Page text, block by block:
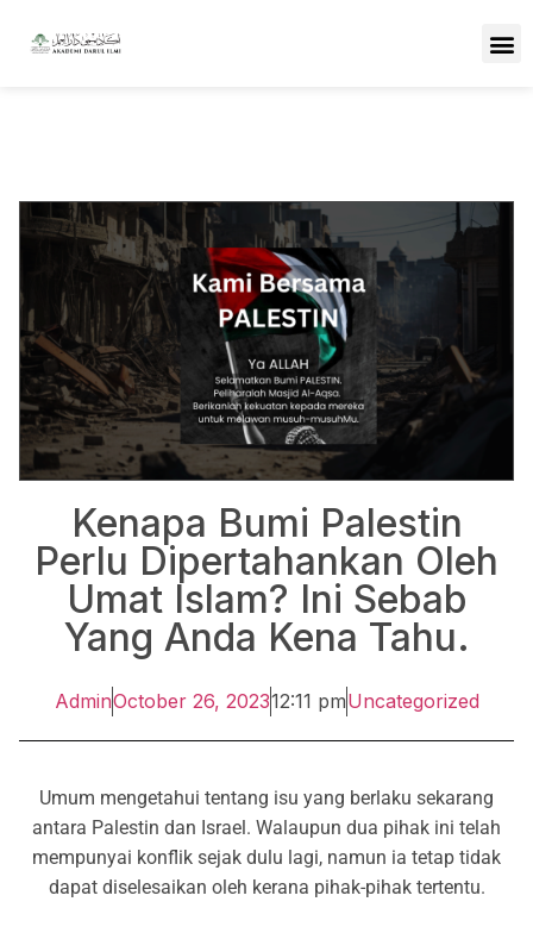
Kenapa Bumi Palestin
Perlu Dipertahankan Oleh
Umat Islam? Ini Sebab
Yang Anda Kena Tahu.
AdminOctober 26, 202312:11 pmUncategorized
Umum mengetahui tentang isu yang berlaku sekarang
antara Palestin dan Israel. Walaupun dua pihak ini telah
mempunyai konflik sejak dulu lagi, namun ia tetap tidak
dapat diselesaikan oleh kerana pihak-pihak tertentu.